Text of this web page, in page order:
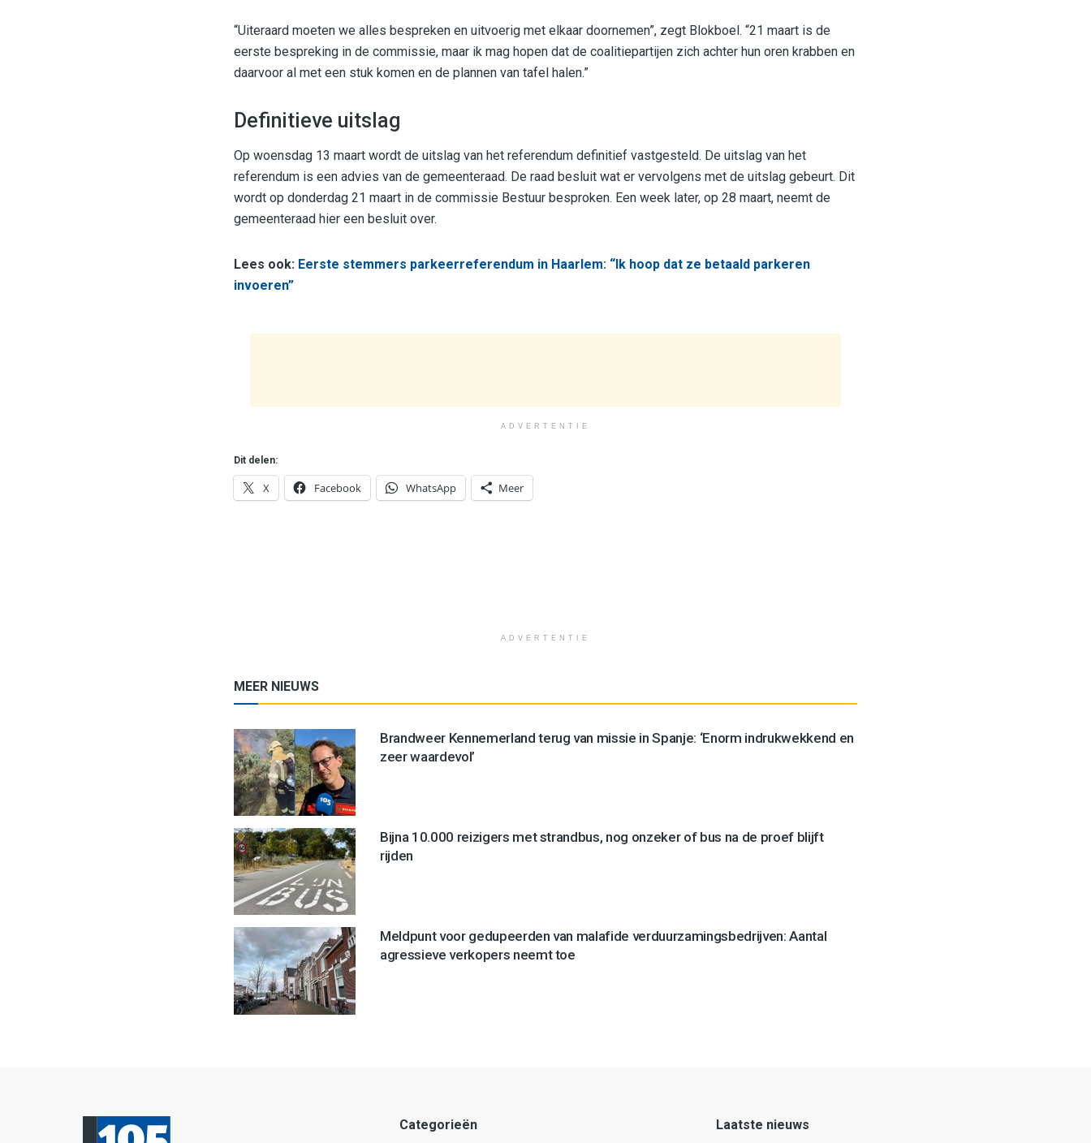
“Uiteraard moeten we alles bespreken en uitvoerig met elkaar doornemen”, zegt Blokboel. “21 maart is de
eerste bespreking in de commissie, maar ik mag hopen dat de coalitiepartijen zich achter hun oren krabben en
daarvoor al met een stuk komen en de plannen van tafel halen.”
Definitieve uitslag
Op woensdag 13 maart wordt de uitslag van het referendum definitief vastgesteld. De uitslag van het
referendum is een advies van de gemeenteraad. De raad besluit wat er vervolgens met de uitslag gebeurt. Dit
wordt op donderdag 21 maart in de commissie Bestuur besproken. Een week later, op 28 maart, neemt de
gemeenteraad hier een besluit over.
Lees ook: Eerste stemmers parkeerreferendum in Haarlem: “Ik hoop dat ze betaald parkeren
invoeren”
ADVERTENTIE
Dit delen:
X Facebook WhatsApp Meer
ADVERTENTIE
MEER NIEUWS
Brandweer Kennemerland terug van missie in Spanje: ‘Enorm indrukwekkend en
zeer waardevol’
Bijna 10.000 reizigers met strandbus, nog onzeker of bus na de proef blijft
rijden
Meldpunt voor gedupeerden van malafide verduurzamingsbedrijven: Aantal
agressieve verkopers neemt toe
Categorieën Laatste nieuws